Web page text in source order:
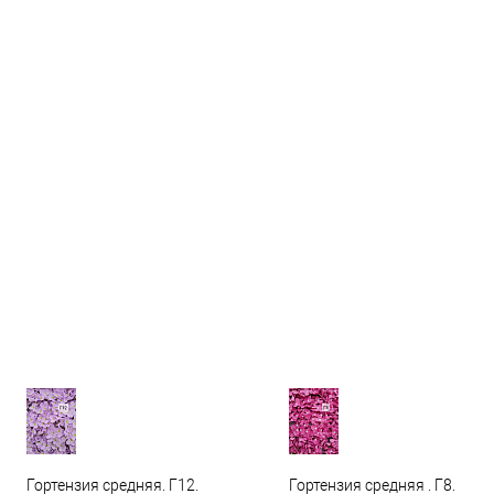
Гортензия средняя. Г12. Гортензия средняя . Г8.